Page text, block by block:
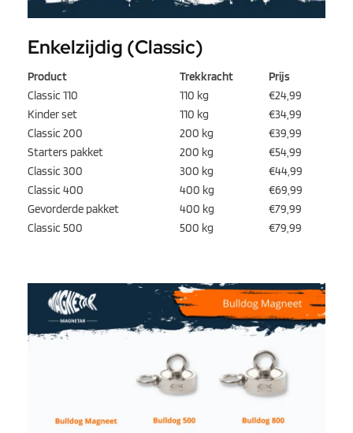
Enkelzijdig (Classic)
Product Trekkracht
Prijs
Classic 110
110 kg
€24,99
Kinder set
110 kg
€34,99
Classic 200
200 kg
€39,99
Starters pakket
200 kg
€54,99
Classic 300
300 kg
€44,99
Classic 400
400 kg
€69,99
Gevorderde pakket
400 kg
€79,99
Classic 500
500 kg €79,99